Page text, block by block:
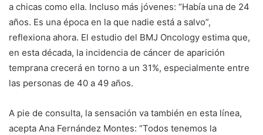
a chicas como ella. Incluso más jóvenes: “Había una de 24
años. Es una época en la que nadie está a salvo”,
reflexiona ahora. El estudio del BMJ Oncology estima que,
en esta década, la incidencia de cáncer de aparición
temprana crecerá en torno a un 31%, especialmente entre
las personas de 40 a 49 años.
A pie de consulta, la sensación va también en esta línea,
acepta Ana Fernández Montes: “Todos tenemos la